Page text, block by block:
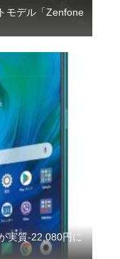
モデル「Zenfone
実質-22,080円に